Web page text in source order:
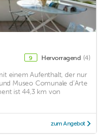
9 Hervorragend (4)
einem Aufenthalt, der nur
Museo Comunale d’Arte
ist 44,3 km von
zum Angebot